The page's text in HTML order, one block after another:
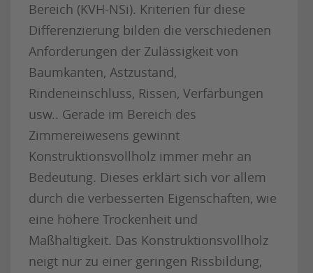
Bereich (KVH-NSi). Kriterien für diese
Differenzierung bilden die verschiedenen
Anforderungen der Zulässigkeit von
Baumkanten, Astzustand,
Rindeneinschluss, Rissen, Verfärbungen
usw.. Gerade im Bereich des
Zimmereiwesens gewinnt
Konstruktionsvollholz immer mehr an
Bedeutung. Dieses erklärt sich vor allem
durch die verbesserten Eigenschaften, wie
eine höhere Trockenheit und
Maßhaltigkeit. Das Konstruktionsvollholz
neigt nur zu einer geringen Rissbildung,